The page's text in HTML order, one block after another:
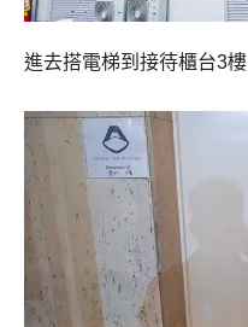
進去搭電梯到接待櫃台3樓